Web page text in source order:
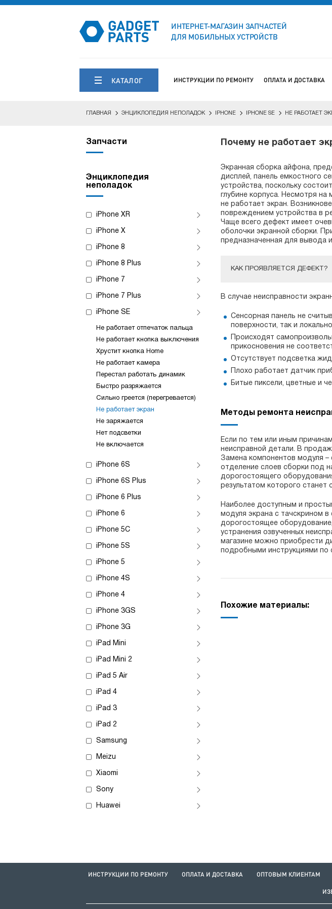
ИНТЕРНЕТ-МАГАЗИН ЗАПЧАСТЕЙ
ДЛЯ МОБИЛЬНЫХ УСТРОЙСТВ
КАТАЛОГ ИНСТРУКЦИИ ПО РЕМОНТУ ОПЛАТА И ДОСТАВКА
ГЛАВНАЯ ЭНЦИКЛОПЕДИЯ НЕПОЛАДОК IPHONE IPHONE SE НЕ РАБОТАЕТ
Запчасти
Энциклопедия
неполадок
iPhone XR
iPhone X
iPhone 8
iPhone 8 Plus
iPhone 7
iPhone 7 Plus
iPhone SE
Не работает отпечаток пальца
Не работает кнопка выключения
Хрустит кнопка Home
Не работает камера
Перестал работать динамик
Быстро разряжается
Сильно греется (перегревается)
Не работает экран
Не заряжается
Нет подсветки
Не включается
iPhone 6S
iPhone 6S Plus
iPhone 6 Plus
iPhone 6
iPhone 5C
iPhone 5S
iPhone 5
iPhone 4S
iPhone 4
iPhone 3GS
iPhone 3G
iPad Mini
iPad Mini 2
iPad 5 Air
iPad 4
iPad 3
iPad 2
Samsung
Meizu
Xiaomi
Sony
Huawei
Почему не работает
Экранная сборка айфона,
дисплей, панель емкостного
устройства, поскольку
глубине корпуса. Несмотря
не работает экран.
повреждением устройства в
Чаще всего дефект имеет
оболочки экранной сборки.
предназначенная для вывода
КАК ПРОЯВЛЯЕТСЯ ДЕФЕКТ?
В случае неисправности
Сенсорная панель не
поверхности, так и
Происходят
прикосновения не
Отсутствует подсветка
Плохо работает датчик
Битые пиксели, цветные и
Методы ремонта
Если по тем или иным
неисправной детали. В
Замена компонентов модуля –
отделение слоев сборки под
дорогостоящего
результатом которого
Наиболее доступным и
модуля экрана с тачскрином
дорогостоящее
устранения озвученных
магазине можно приобрести
подробными инструкциями по
Похожие материалы:
ИНСТРУКЦИИ ПО РЕМОНТУ ОПЛАТА И ДОСТАВКА ОПТОВЫМ КЛИЕНТАМ